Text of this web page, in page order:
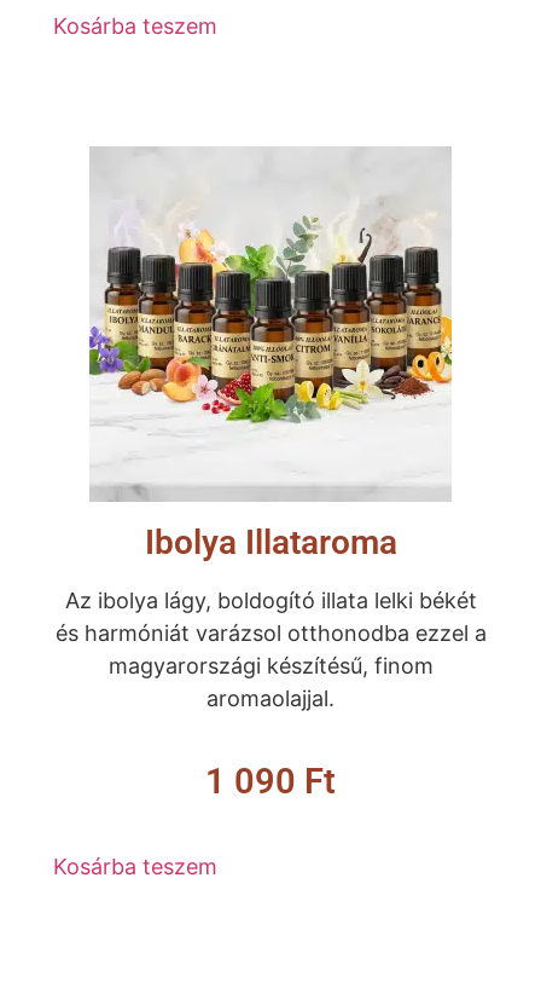
Kosárba teszem
Ibolya Illataroma
Az ibolya lágy, boldogító illata lelki békét
és harmóniát varázsol otthonodba ezzel a
magyarországi készítésű, finom
aromaolajjal.
1 090 Ft
Kosárba teszem